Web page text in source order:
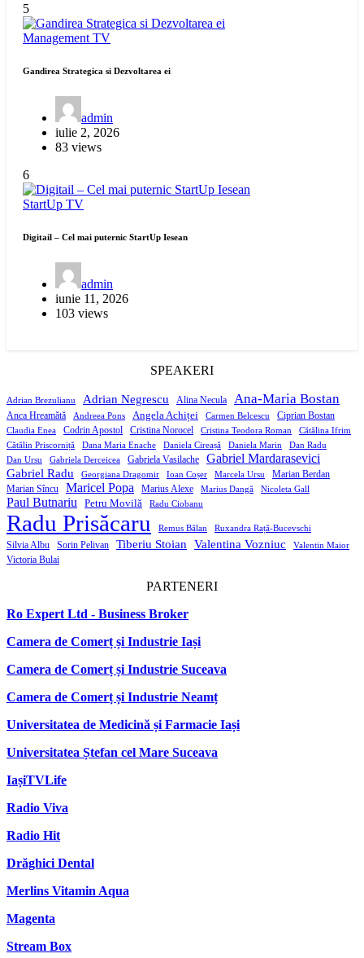
5
Management TV
Gandirea Strategica si Dezvoltarea ei
admin
iulie 2, 2026
83 views
6
StartUp TV
Digitail – Cel mai puternic StartUp Iesean
admin
iunie 11, 2026
103 views
SPEAKERI
Adrian Brezulianu Adrian Negrescu Alina Necula Ana-Maria Bostan
Anca Hreamătă Andreea Pons Angela Achiței Carmen Belcescu Ciprian Bostan
Claudia Enea Codrin Apostol Cristina Norocel Cristina Teodora Roman
Cătălina Ifrim
Cătălin Priscorniță
Dana Maria Enache Daniela Cireașă Daniela Marin
Dan Radu
Dan Ursu
Gabriela Derceicea Gabriela Vasilache Gabriel Mardarasevici
Gabriel Radu Georgiana Dragomir Ioan Coșer Marcela Ursu
Marian Berdan
Marian Sîncu
Maricel Popa Marius Alexe Marius Dangă Nicoleta Gall
Paul Butnariu Petru Movilă Radu Ciobanu
Radu Prisăcaru Remus Bălan Ruxandra Rață-Bucevschi
Silvia Albu Sorin Pelivan Tiberiu Stoian Valentina Vozniuc Valentin Maior
Victoria Bulai
PARTENERI
Ro Expert Ltd - Business Broker
Camera de Comerț și Industrie Iași
Camera de Comerț și Industrie Suceava
Camera de Comerț și Industrie Neamț
Universitatea de Medicină și Farmacie Iași
Universitatea Ștefan cel Mare Suceava
IașiTVLife
Radio Viva
Radio Hit
Drăghici Dental
Merlins Vitamin Aqua
Magenta
Stream Box